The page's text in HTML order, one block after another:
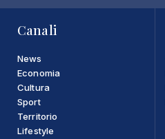
Canali
News
Economia
Cultura
Sport
Territorio
Lifestyle